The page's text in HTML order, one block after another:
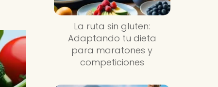
La ruta sin gluten:
Adaptando tu dieta
para maratones y
competiciones